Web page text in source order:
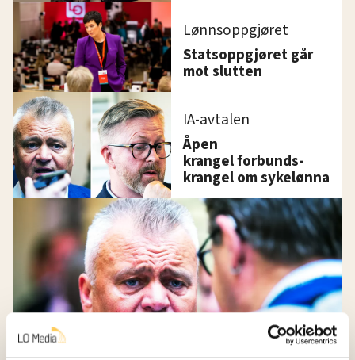
Lønnsoppgjøret
Statsoppgjøret går
mot slutten
IA-avtalen
Åpen
krangel forbunds-
krangel om sykelønna